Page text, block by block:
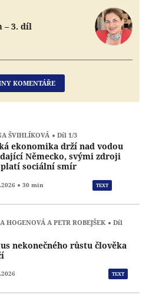
– 3. díl
KOMENTÁŘE
ŠVIHLÍKOVÁ Díl 1/3
ekonomika drží nad vodou
Německo, svými zdroji
sociální smír
30 min TEXT
HOGENOVÁ A PETR ROBEJŠEK
Díl
nekonečného růstu člověka
TEXT